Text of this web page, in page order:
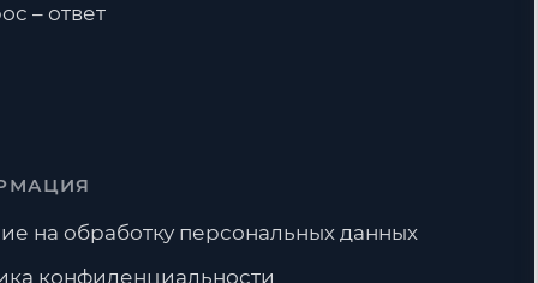
– ответ
на обработку персональных данных
конфиденциальности